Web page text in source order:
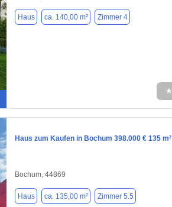
Haus ca. 140,00 m² Zimmer 4
★
Haus zum Kaufen in Bochum 398.000 € 135 m²
Bochum, 44869
Haus ca. 135,00 m² Zimmer 5.5